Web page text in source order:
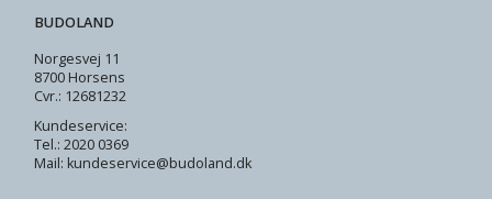
BUDOLAND
Norgesvej 11
8700 Horsens
Cvr.: 12681232
Kundeservice:
Tel.: 2020 0369
Mail: kundeservice@budoland.dk